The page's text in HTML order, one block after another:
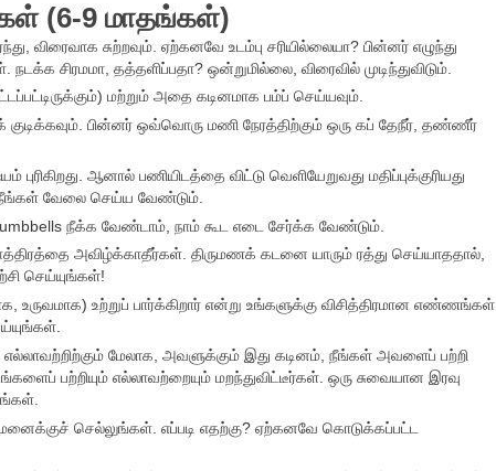
(6-9 மாதங்கள்)
விரைவாக சுற்றவும். ஏற்கனவே உடம்பு சரியில்லையா? பின்னர் எழுந்து
சிரமமா, தத்தளிப்பதா? ஒன்றுமில்லை, விரைவில் முடிந்துவிடும்.
மற்றும் அதை கடினமாக பம்ப் செய்யவும்.
குடிக்கவும். பின்னர் ஒவ்வொரு மணி நேரத்திற்கும் ஒரு கப் தேநீர், தண்ணீர்
ஆனால் பணியிடத்தை விட்டு வெளியேறுவது மதிப்புக்குரியது
வேலை செய்ய வேண்டும்.
நீக்க வேண்டாம், நாம் கூட எடை சேர்க்க வேண்டும்.
அவிழ்க்காதீர்கள். திருமணக் கடனை யாரும் ரத்து செய்யாததால்,
செய்யுங்கள்!
உற்றுப் பார்க்கிறார் என்று உங்களுக்கு விசித்திரமான எண்ணங்கள்
மேலாக, அவளுக்கும் இது கடினம், நீங்கள் அவளைப் பற்றி
பற்றியும் எல்லாவற்றையும் மறந்துவிட்டீர்கள். ஒரு சுவையான இரவு
செல்லுங்கள். எப்படி எதற்கு? ஏற்கனவே கொடுக்கப்பட்ட